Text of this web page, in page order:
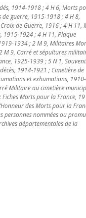
1914-1918 ; 4 H 6, Morts
guerre, 1915-1918 ; 4 H 8,
de Guerre, 1916 ; 4 H 11,
1915-1924 ; 4 H 11, Plaque
1934 ; 2 M 9, Militaires
M 9, Carré et sépultures
1925-1939 ; 5 N 1,
1914-1921 ; Cimetière de
et exhumations, 1910-
Militaire au cimetière
Fiches Morts pour la France,
des Morts pour la
personnes nommées ou
départementales de la